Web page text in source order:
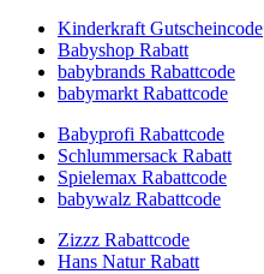
Kinderkraft Gutscheincode
Babyshop Rabatt
babybrands Rabattcode
babymarkt Rabattcode
Babyprofi Rabattcode
Schlummersack Rabatt
Spielemax Rabattcode
babywalz Rabattcode
Zizzz Rabattcode
Hans Natur Rabatt